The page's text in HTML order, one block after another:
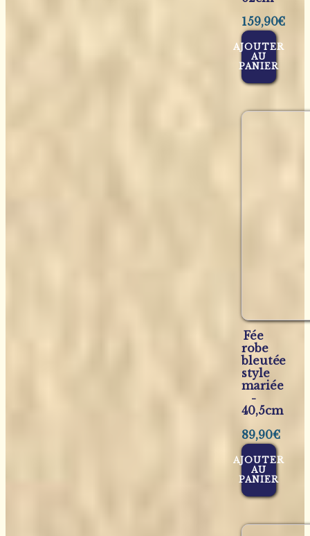
159,90€
AJOUTER
AU
PANIER
Fée
robe
bleutée
style
mariée
-
40,5cm
89,90€
AJOUTER
AU
PANIER